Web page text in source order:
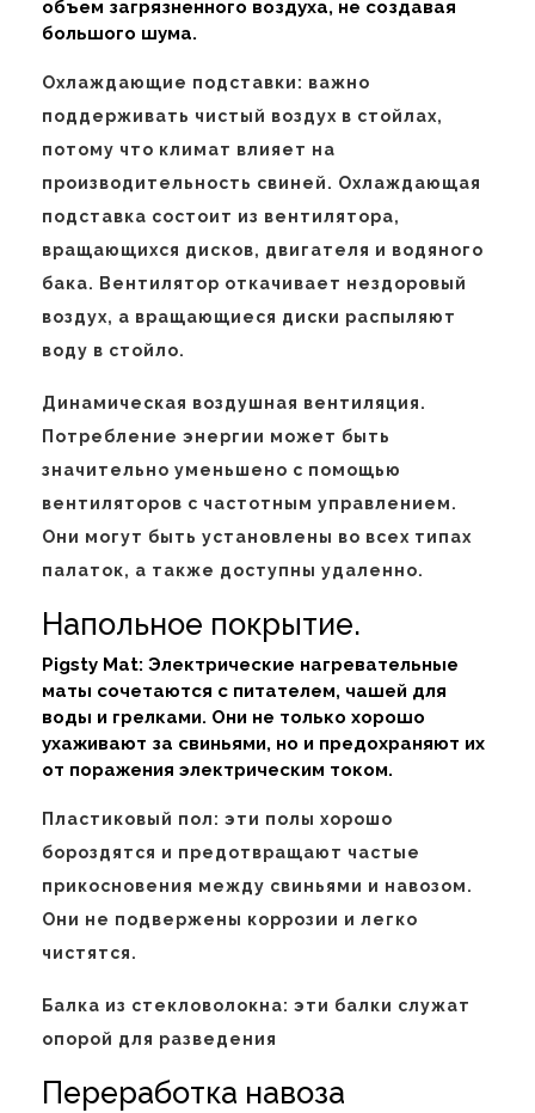
объем загрязненного воздуха, не создавая
большого шума.
Охлаждающие подставки: важно
поддерживать чистый воздух в стойлах,
потому что климат влияет на
производительность свиней. Охлаждающая
подставка состоит из вентилятора,
вращающихся дисков, двигателя и водяного
бака. Вентилятор откачивает нездоровый
воздух, а вращающиеся диски распыляют
воду в стойло.
Динамическая воздушная вентиляция.
Потребление энергии может быть
значительно уменьшено с помощью
вентиляторов с частотным управлением.
Они могут быть установлены во всех типах
палаток, а также доступны удаленно.
Напольное покрытие.
Pigsty Mat: Электрические нагревательные
маты сочетаются с питателем, чашей для
воды и грелками. Они не только хорошо
ухаживают за свиньями, но и предохраняют их
от поражения электрическим током.
Пластиковый пол: эти полы хорошо
бороздятся и предотвращают частые
прикосновения между свиньями и навозом.
Они не подвержены коррозии и легко
чистятся.
Балка из стекловолокна: эти балки служат
опорой для разведения
Переработка навоза